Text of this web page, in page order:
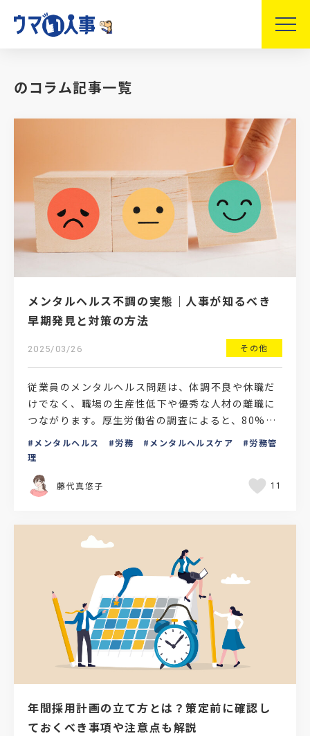
のコラム記事一覧
メンタルヘルス不調の実態｜人事が知るべき
早期発見と対策の方法
2025/03/26 その他
従業員のメンタルヘルス問題は、体調不良や休職だ
けでなく、職場の生産性低下や優秀な人材の離職に
つながります。厚生労働省の調査によると、80%以
上の労働者が強いストレスを抱えていることが分か
っています。そ…
メンタルヘルス 労務 メンタルヘルスケア
労務管
理
藤代真悠子 11
年間採用計画の立て方とは？策定前に確認し
ておくべき事項や注意点も解説